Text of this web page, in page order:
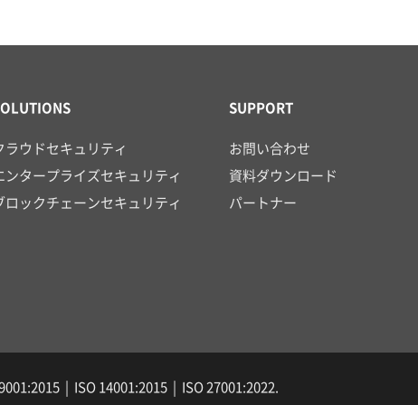
ラウドセキュリティ
ンタープライズセキュリティ
ロックチェーンセキュリティ
SUPPORT
お問い合わせ
資料ダウンロード
パートナー
| ISO 14001:2015 | ISO 27001:2022.